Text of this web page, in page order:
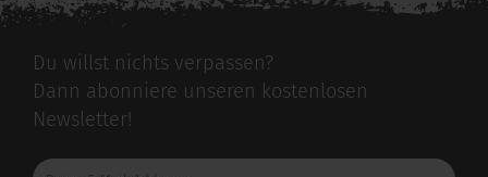
Du willst nichts verpassen?
Dann abonniere unseren kostenlosen
Newsletter!
Deine